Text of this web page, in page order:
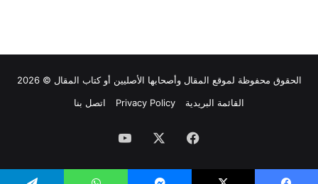
الحقوق محفوظة لموقع المقال وأصحابها الأصليين أو كتاب المقال © 2026
القائمة البريدية
Privacy Policy اتصل بنا
فيسبوك ‫YouTube